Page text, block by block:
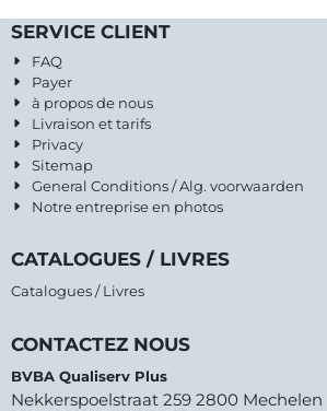
SERVICE CLIENT
FAQ
Payer
à propos de nous
Livraison et tarifs
Privacy
Sitemap
General Conditions / Alg. voorwaarden
Notre entreprise en photos
CATALOGUES / LIVRES
Catalogues / Livres
CONTACTEZ NOUS
BVBA Qualiserv Plus
Nekkerspoelstraat 259 2800 Mechelen